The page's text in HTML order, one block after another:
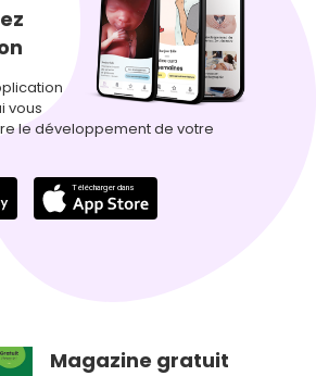
vous
le développement de votre
Magazine gratuit